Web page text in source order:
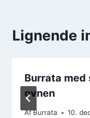
Lignende
Burrata med
ovnen
AfBurrata 10.